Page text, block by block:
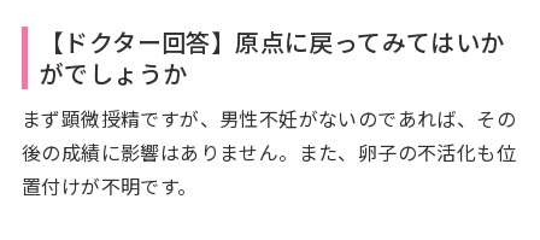
【ドクター回答】原点に戻ってみてはいか
がでしょうか
まず顕微授精ですが、男性不妊がないのであれば、その
後の成績に影響はありません。また、卵子の不活化も位
置付けが不明です。